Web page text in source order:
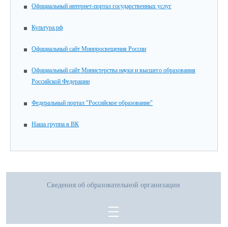
Официальный интернет-портал государственных услуг
Культура.рф
Официальный сайт Минпросвещения России
Официальный сайт Министерства науки и высшего образования
Российской Федерации
Федеральный портал "Российское образование"
Наша группа в ВК
Сведения об образовательной организации